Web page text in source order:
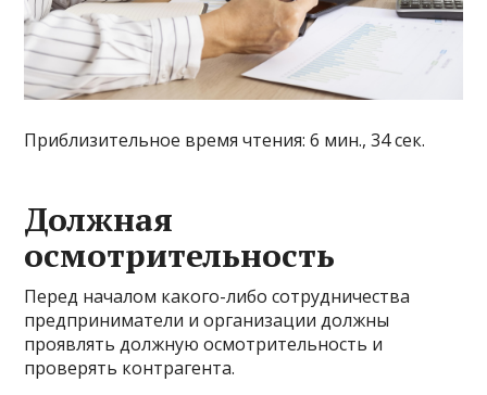
Приблизительное время чтения: 6 мин., 34 сек.
Должная
осмотрительность
Перед началом какого-либо сотрудничества
предприниматели и организации должны
проявлять должную осмотрительность и
проверять контрагента.